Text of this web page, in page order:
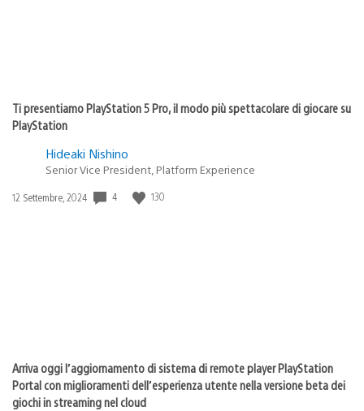
Ti presentiamo PlayStation 5 Pro, il modo più spettacolare di giocare su
PlayStation
Hideaki Nishino
Senior Vice President, Platform Experience
Data
12 Settembre, 2024 4 130
Arriva oggi l’aggiornamento di sistema di remote player PlayStation
Portal con miglioramenti dell’esperienza utente nella versione beta dei
giochi in streaming nel cloud